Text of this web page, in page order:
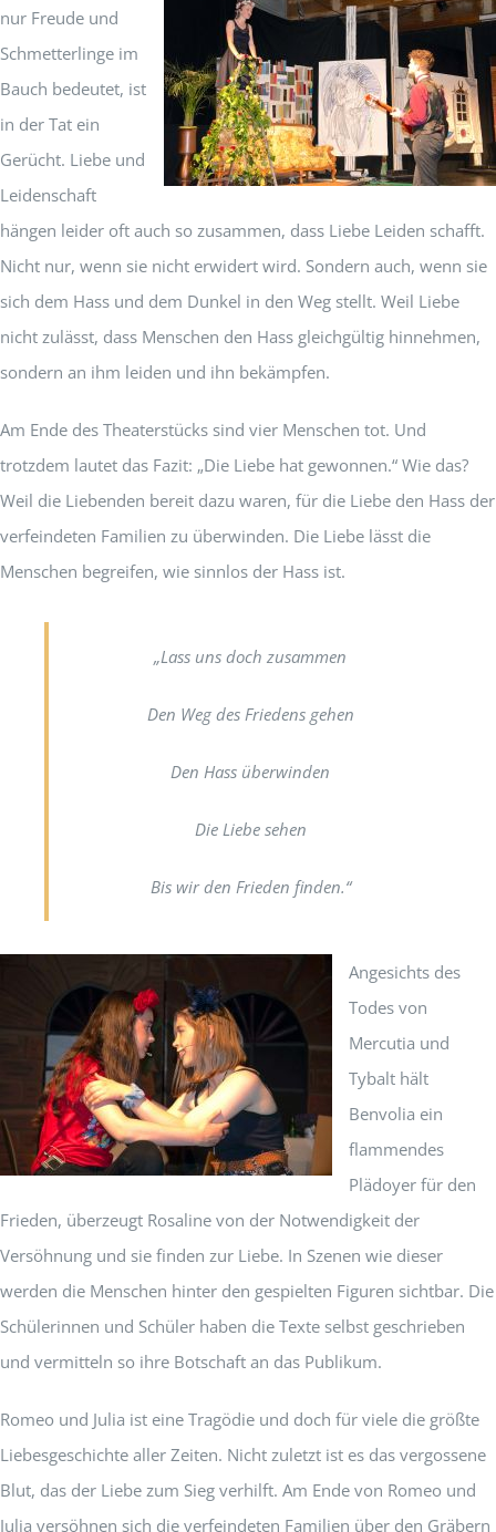
nur Freude und
Schmetterlinge im
Bauch bedeutet, ist
in der Tat ein
Gerücht. Liebe und
Leidenschaft
hängen leider oft auch so zusammen, dass Liebe Leiden schafft.
Nicht nur, wenn sie nicht erwidert wird. Sondern auch, wenn sie
sich dem Hass und dem Dunkel in den Weg stellt. Weil Liebe
nicht zulässt, dass Menschen den Hass gleichgültig hinnehmen,
sondern an ihm leiden und ihn bekämpfen.
Am Ende des Theaterstücks sind vier Menschen tot. Und
trotzdem lautet das Fazit: „Die Liebe hat gewonnen.“ Wie das?
Weil die Liebenden bereit dazu waren, für die Liebe den Hass der
verfeindeten Familien zu überwinden. Die Liebe lässt die
Menschen begreifen, wie sinnlos der Hass ist.
„Lass uns doch zusammen
Den Weg des Friedens gehen
Den Hass überwinden
Die Liebe sehen
Bis wir den Frieden finden.“
Angesichts des
Todes von
Mercutia und
Tybalt hält
Benvolia ein
flammendes
Plädoyer für den
Frieden, überzeugt Rosaline von der Notwendigkeit der
Versöhnung und sie finden zur Liebe. In Szenen wie dieser
werden die Menschen hinter den gespielten Figuren sichtbar. Die
Schülerinnen und Schüler haben die Texte selbst geschrieben
und vermitteln so ihre Botschaft an das Publikum.
Romeo und Julia ist eine Tragödie und doch für viele die größte
Liebesgeschichte aller Zeiten. Nicht zuletzt ist es das vergossene
Blut, das der Liebe zum Sieg verhilft. Am Ende von Romeo und
Julia versöhnen sich die verfeindeten Familien über den Gräbern